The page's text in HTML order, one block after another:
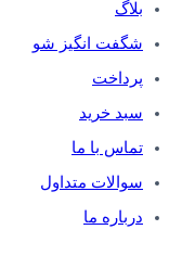
بلاگ
شگفت انگیز شو
پرداخت
سبد خرید
تماس با ما
سوالات متداول
درباره ما